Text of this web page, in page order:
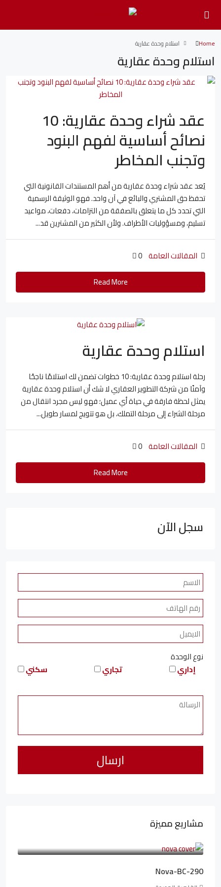
Home استلام وحدة عقارية
استلام وحدة عقارية
عقد شراء وحدة عقارية: 10
نصائح أساسية لفهم البنود
وتجنب المخاطر
يُعد عقد شراء وحدة عقارية من أهم المستندات القانونية التي
تحفظ حق المشتري والبائع في آن واحد. فهو الوثيقة الرسمية
التي تحدد كل ما يتعلق بالصفقة من التزامات، دفعات، مواعيد
تسليم، ومسؤوليات الأطراف. ولأن الكثير من المشترين قد...
المقالات العامة 0
Read More
استلام وحدة عقارية
رحلة استلام وحدة عقارية: 10 خطوات تضمن لك استلامًا ناجحًا
وآمنًا من شركة التطوير العقاري لا شك أن استلام وحدة عقارية
يمثل لحظة فارقة في حياة أي عميل؛ فهو ليس مجرد انتقال من
مرحلة الشراء إلى مرحلة التملك، بل هو تتويج لمسار طويل...
المقالات العامة 0
Read More
سجل الآن
نوع الوحدة
سكني
تجاري إداري
مشاريع مميزة
Nova-BC-290